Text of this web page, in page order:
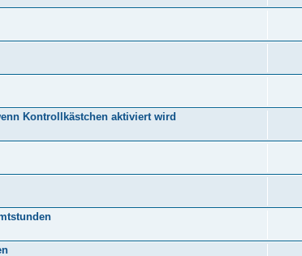
Kontrollkästchen aktiviert wird